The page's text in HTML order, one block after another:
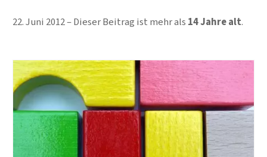
22. Juni 2012 Dieser Beitrag ist mehr als 14 Jahre alt.